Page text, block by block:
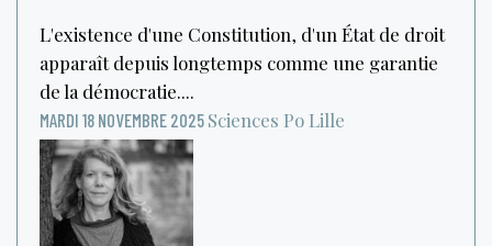
L'existence d'une Constitution, d'un État de droit
apparaît depuis longtemps comme une garantie
de la démocratie....
MARDI 18 NOVEMBRE 2025 Sciences Po Lille